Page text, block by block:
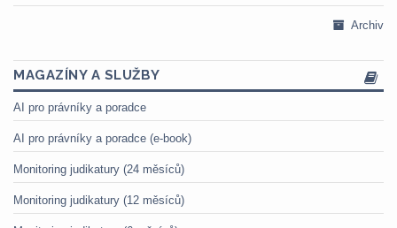
Archiv
MAGAZÍNY A SLUŽBY
AI pro právníky a poradce
AI pro právníky a poradce (e-book)
Monitoring judikatury (24 měsíců)
Monitoring judikatury (12 měsíců)